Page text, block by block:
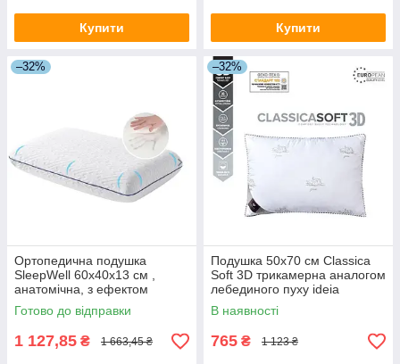
Купити Купити
–32%
Ортопедична подушка
SleepWell 60х40х13 см ,
анатомічна, з ефектом
пам'яті, для сну на боці,
спині та животі
Готово до відправки
1 127,85 ₴ 1 663,45 ₴
–32%
Подушка 50х70 см Classica
Soft 3D трикамерна аналогом
лебединого пуху ideia
В наявності
765 ₴ 1 123 ₴